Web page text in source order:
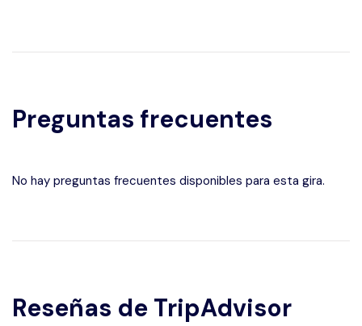
Preguntas frecuentes
No hay preguntas frecuentes disponibles para esta gira.
Reseñas de TripAdvisor